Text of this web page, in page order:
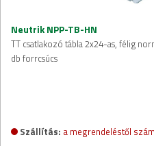
Neutrik NPP-TB-HN
TT csatlakozó tábla 2x24-as, félig
db forrcsúcs
Szállítás: a megrendeléstől